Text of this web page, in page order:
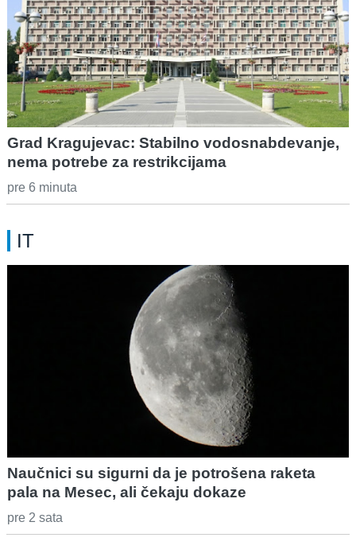
Grad Kragujevac: Stabilno vodosnabdevanje,
nema potrebe za restrikcijama
pre 6 minuta
IT
Naučnici su sigurni da je potrošena raketa
pala na Mesec, ali čekaju dokaze
pre 2 sata